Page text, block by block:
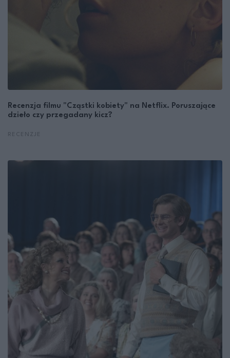
Recenzja filmu "Cząstki kobiety" na Netflix. Poruszające
dzieło czy przegadany kicz?